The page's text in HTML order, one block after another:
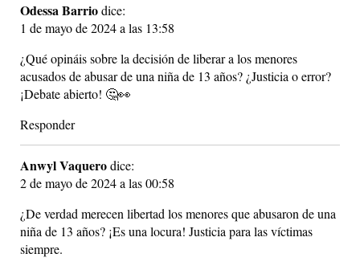
Odessa Barriodice:
1 de mayo de 2024 a las 13:58
¿Qué opináis sobre la decisión de liberar a los menores
acusados de abusar de una niña de 13 años? ¿Justicia o error?
¡Debate abierto! 🤔👀
Responder
Anwyl Vaquerodice:
2 de mayo de 2024 a las 00:58
¿De verdad merecen libertad los menores que abusaron de una
niña de 13 años? ¡Es una locura! Justicia para las víctimas
siempre.